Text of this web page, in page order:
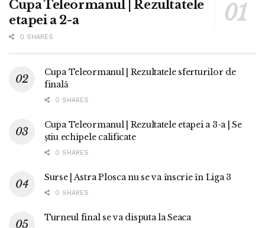
Cupa Teleormanul | Rezultatele
etapei a 2-a
0 SHARES
Cupa Teleormanul | Rezultatele sferturilor de
finală
0 SHARES
Cupa Teleormanul | Rezultatele etapei a 3-a | Se
știu echipele calificate
0 SHARES
Surse | Astra Plosca nu se va înscrie în Liga 3
0 SHARES
Turneul final se va disputa la Seaca